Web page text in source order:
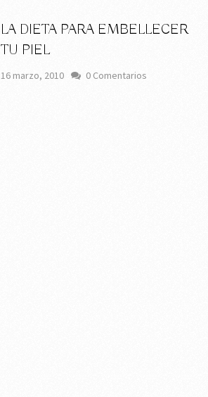
LA DIETA PARA EMBELLECER
TU PIEL
16 marzo, 2010 0 Comentarios